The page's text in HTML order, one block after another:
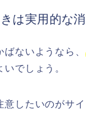
は実用的な
ないようなら、
いでしょう。
したいのがサイ